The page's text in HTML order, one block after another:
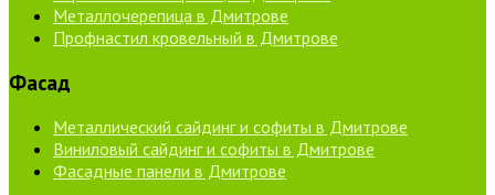
Металлочерепица в Дмитрове
Профнастил кровельный в Дмитрове
Фасад
Металлический сайдинг и софиты в Дмитрове
Виниловый сайдинг и софиты в Дмитрове
Фасадные панели в Дмитрове